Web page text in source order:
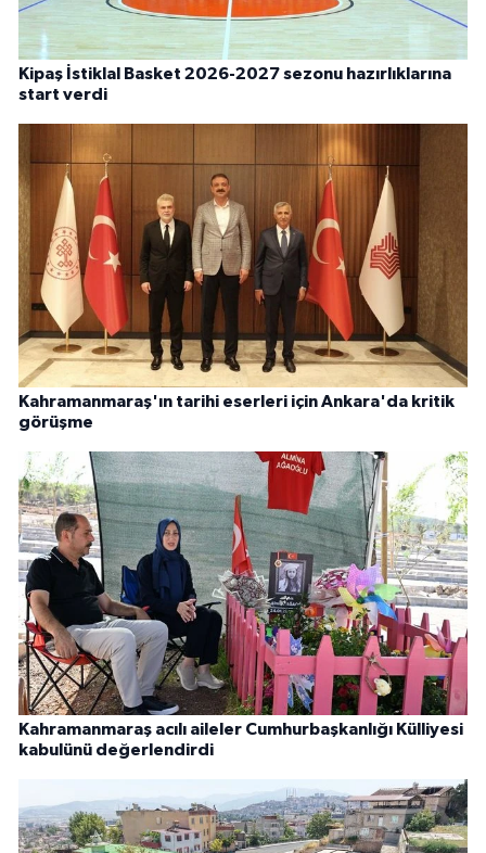
Kipaş İstiklal Basket 2026-2027 sezonu hazırlıklarına
start verdi
Kahramanmaraş'ın tarihi eserleri için Ankara'da kritik
görüşme
Kahramanmaraş acılı aileler Cumhurbaşkanlığı Külliyesi
kabulünü değerlendirdi